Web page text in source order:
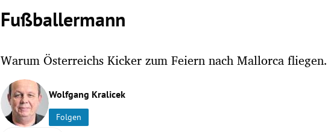
Fußballermann
Warum Österreichs Kicker zum Feiern nach Mallorca fliegen.
Wolfgang Kralicek
Folgen